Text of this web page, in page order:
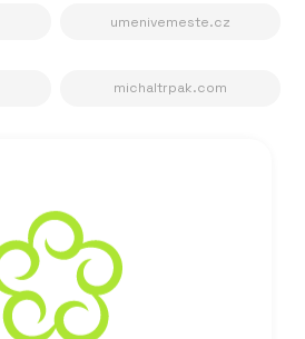
umenivemeste.cz
michaltrpak.com